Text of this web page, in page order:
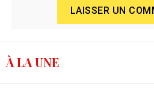
LAISSER UN
À LA UNE